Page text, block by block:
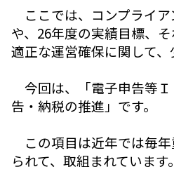
ここでは、コンプライ
や、26年度の実績目標、
適正な運営確保に関して、
今回は、「電子申告等
告・納税の推進」です。
この項目は近年では毎
られて、取組まれています。